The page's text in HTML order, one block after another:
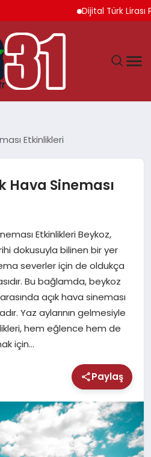
Dijital Türk Lirası
Etkinlikleri
Hava Sineması
Etkinlikleri Beykoz,
dokusuyla bilinen bir yer
severler için de oldukça
Bu bağlamda, beykoz
açık hava sineması
Yaz aylarının gelmesiyle
hem eğlence hem de
için…
Paylaş